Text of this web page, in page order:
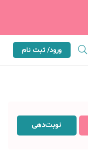
ورود/ ثبت نام
نوبت‌دهی